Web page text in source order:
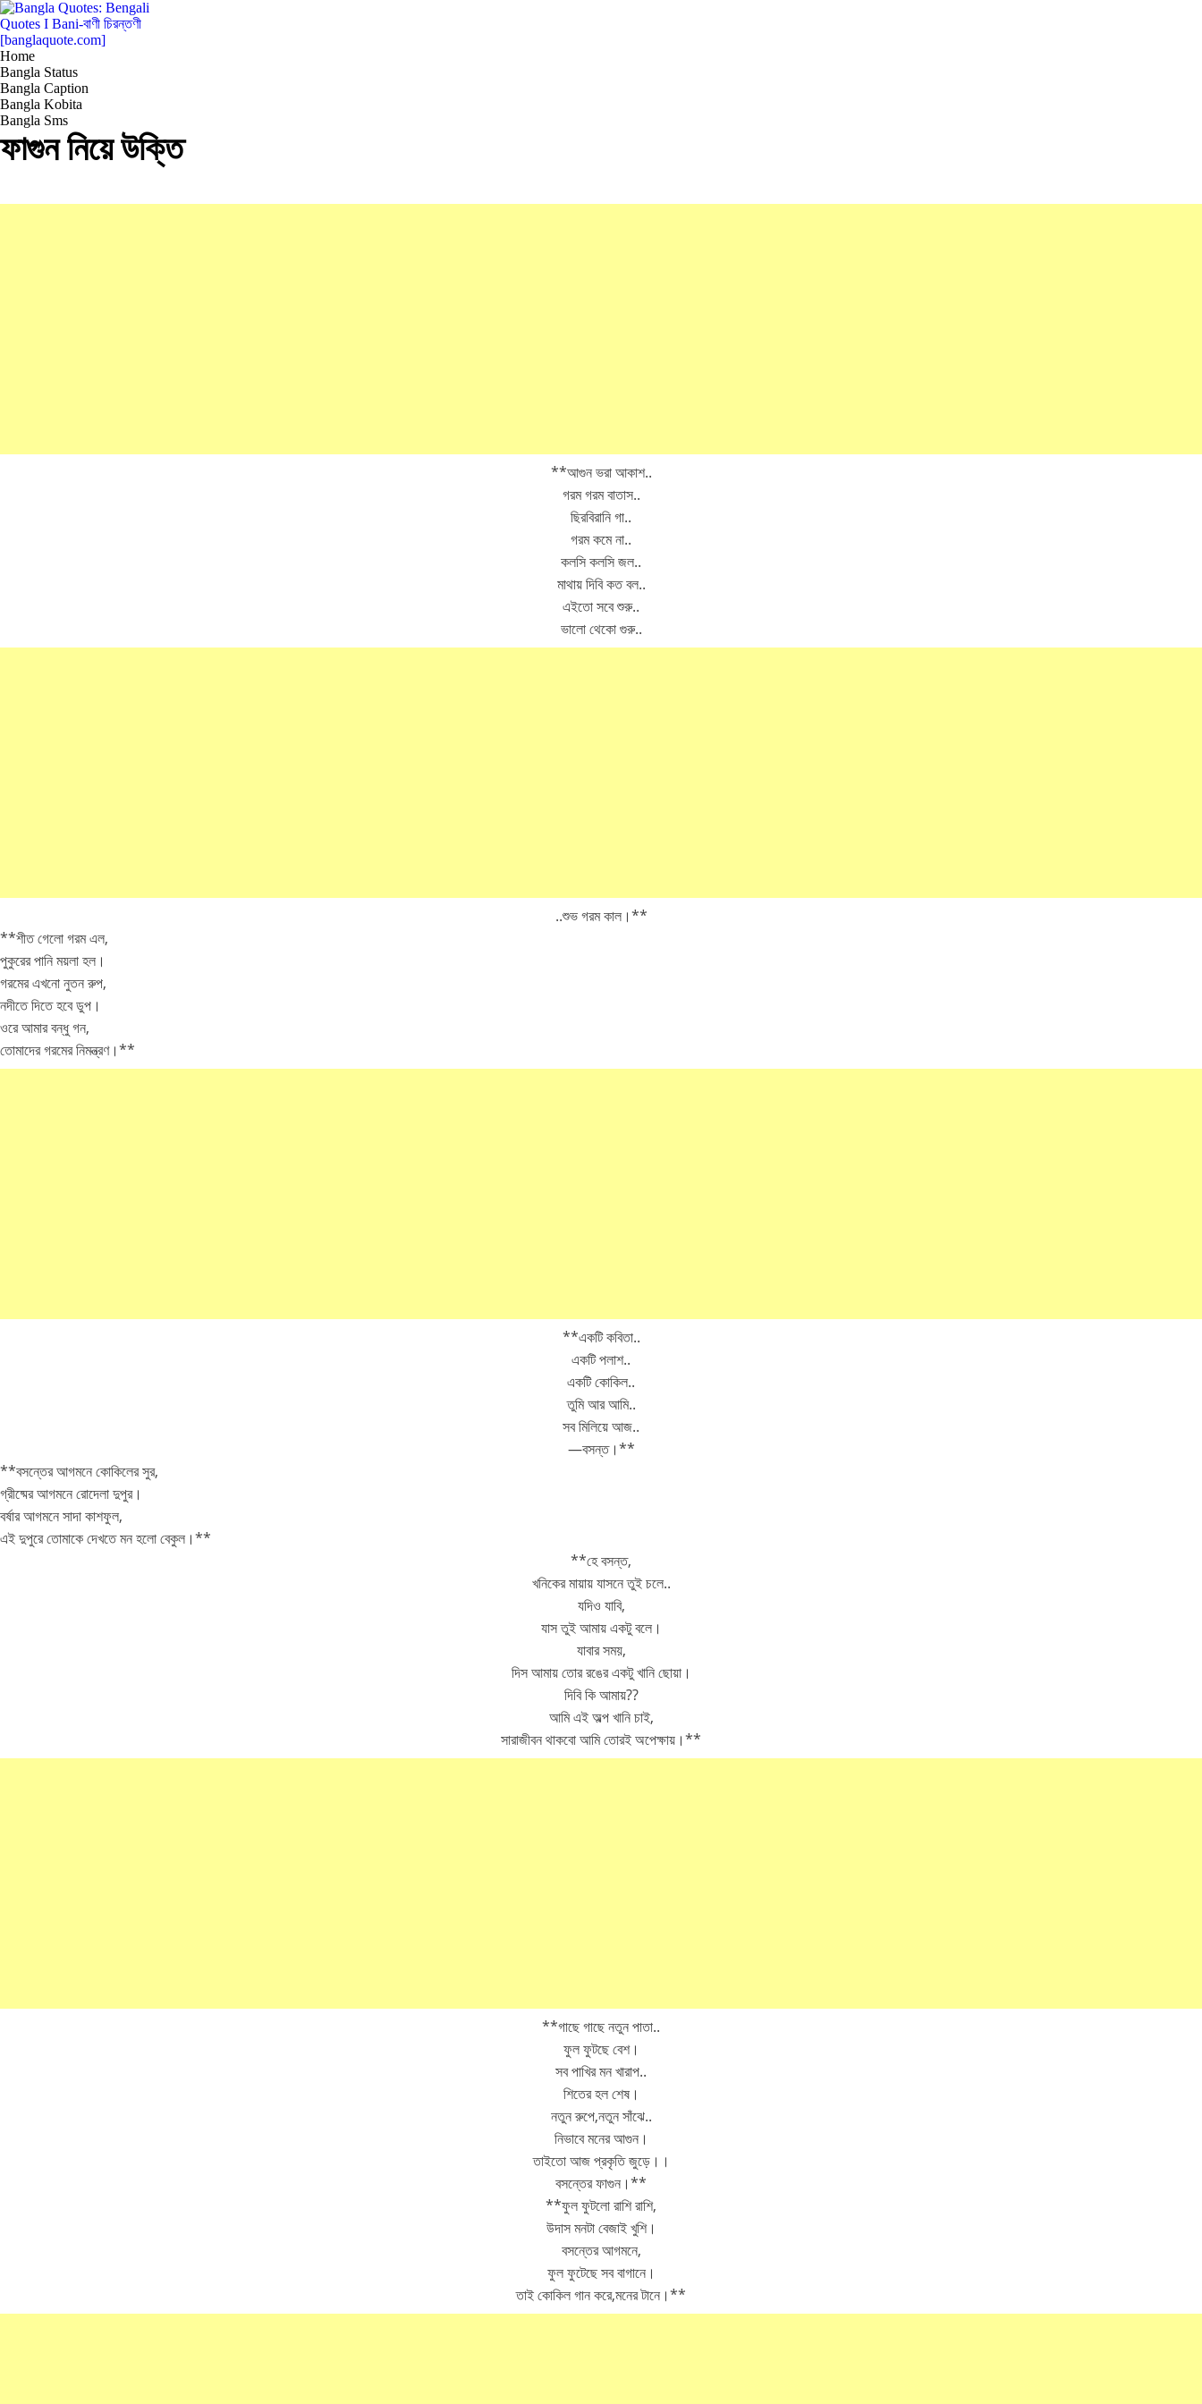
Home
Bangla Status
Bangla Caption
Bangla Kobita
Bangla Sms
ফাগুন নিয়ে উক্তি
**আগুন ভরা আকাশ..
গরম গরম বাতাস..
ছিরবিরানি গা..
গরম কমে না..
কলসি কলসি জল..
মাথায় দিবি কত বল..
এইতো সবে শুরু..
ভালো থেকো গুরু..
..শুভ গরম কাল।**
**শীত গেলো গরম এল,
পুকুরের পানি ময়লা হল।
গরমের এখনো নুতন রুপ,
নদীতে দিতে হবে ডুপ।
ওরে আমার বন্ধু গন,
তোমাদের গরমের নিমন্ত্রণ।**
**একটি কবিতা..
একটি পলাশ..
একটি কোকিল..
তুমি আর আমি..
সব মিলিয়ে আজ..
—বসন্ত।**
**বসন্তের আগমনে কোকিলের সুর,
গ্রীষ্মের আগমনে রোদেলা দুপুর।
বর্ষার আগমনে সাদা কাশফুল,
এই দুপুরে তোমাকে দেখতে মন হলো বেকুল।**
**হে বসন্ত,
খনিকের মায়ায় যাসনে তুই চলে..
যদিও যাবি,
যাস তুই আমায় একটু বলে।
যাবার সময়,
দিস আমায় তোর রঙের একটু খানি ছোয়া।
দিবি কি আমায়??
আমি এই অল্প খানি চাই,
সারাজীবন থাকবো আমি তোরই অপেক্ষায়।**
**গাছে গাছে নতুন পাতা..
ফুল ফুটছে বেশ।
সব পাখির মন খারাপ..
শিতের হল শেষ।
নতুন রুপে,নতুন সাঁঝে..
নিভাবে মনের আগুন।
তাইতো আজ প্রকৃতি জুড়ে।।
বসন্তের ফাগুন।**
**ফুল ফুটলো রাশি রাশি,
উদাস মনটা বেজাই খুশি।
বসন্তের আগমনে,
ফুল ফুটেছে সব বাগানে।
তাই কোকিল গান করে,মনের টানে।**